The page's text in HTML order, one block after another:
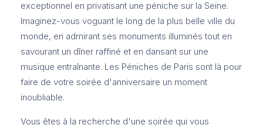
exceptionnel en privatisant une péniche sur la Seine.
Imaginez-vous voguant le long de la plus belle ville du
monde, en admirant ses monuments illuminés tout en
savourant un dîner raffiné et en dansant sur une
musique entraînante. Les Péniches de Paris sont là pour
faire de votre soirée d'anniversaire un moment
inoubliable.
Vous êtes à la recherche d'une soirée qui vous